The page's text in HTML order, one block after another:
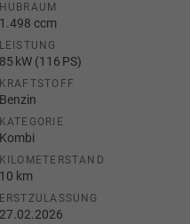
HUBRAUM
1.498 ccm
LEISTUNG
85 kW (116 PS)
KRAFTSTOFF
Benzin
KATEGORIE
Kombi
KILOMETERSTAND
10 km
ERSTZULASSUNG
27.02.2026